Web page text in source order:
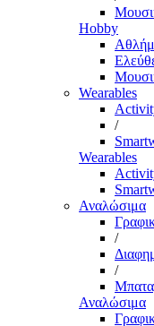
Hobby
Wearables
/
Wearables
Αναλώσιμα
/
/
Αναλώσιμα